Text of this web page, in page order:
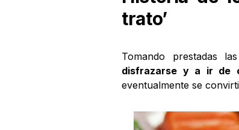
trato’
Tomando prestadas
disfrazarse y a ir de
eventualmente se